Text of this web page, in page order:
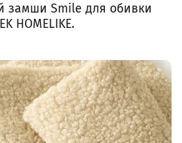
замши Smile для обивки
HOMELIKE.